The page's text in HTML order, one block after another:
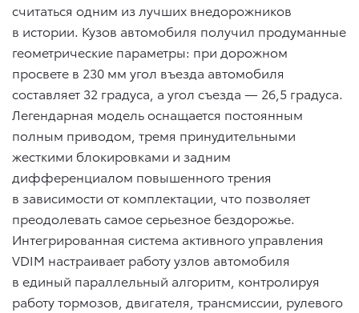
считаться одним из лучших внедорожников
в истории. Кузов автомобиля получил продуманные
геометрические параметры: при дорожном
просвете в 230 мм угол въезда автомобиля
составляет 32 градуса, а угол съезда — 26,5 градуса.
Легендарная модель оснащается постоянным
полным приводом, тремя принудительными
жесткими блокировками и задним
дифференциалом повышенного трения
в зависимости от комплектации, что позволяет
преодолевать самое серьезное бездорожье.
Интегрированная система активного управления
VDIM настраивает работу узлов автомобиля
в единый параллельный алгоритм, контролируя
работу тормозов, двигателя, трансмиссии, рулевого